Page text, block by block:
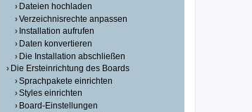
Dateien hochladen
Verzeichnisrechte anpassen
Installation aufrufen
Daten konvertieren
Die Installation abschließen
Die Ersteinrichtung des Boards
Sprachpakete einrichten
Styles einrichten
Board-Einstellungen